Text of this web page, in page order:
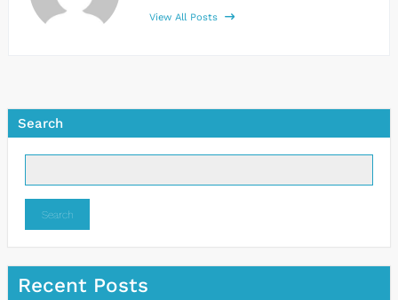
View All Posts
Search
Search
Recent Posts